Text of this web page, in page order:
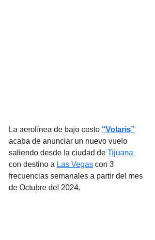
La aerolínea de bajo costo “Volaris”
acaba de anunciar un nuevo vuelo
saliendo desde la ciudad de Tijuana
con destino a Las Vegas con 3
frecuencias semanales a partir del mes
de Octubre del 2024.